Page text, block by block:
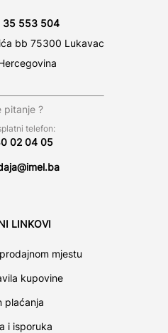
35 553 504
bb 75300 Lukavac
pitanje ?
telefon:
02 04 05
LINKOVI
mjestu
kupovine
plaćanja
i isporuka